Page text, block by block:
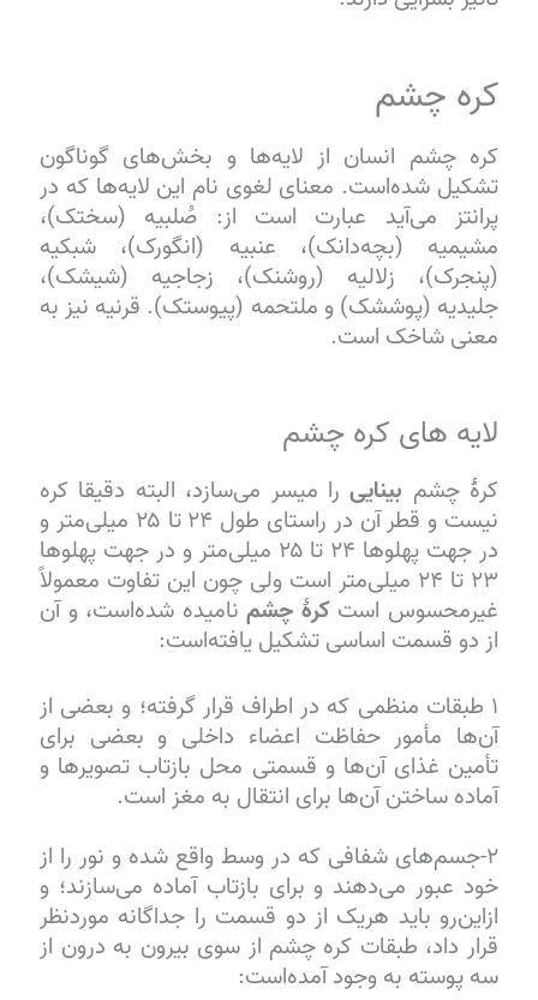
کره چشم
کره چشم انسان از لایه‌ها و بخش‌های گوناگون
تشکیل شده‌است. معنای لغوی نام این لایه‌ها که در
پرانتز می‌آید عبارت است از: صُلبیه (سختک)،
مشیمیه (بچه‌دانک)، عنبیه (انگورک)، شبکیه
(پنجرک)، زلالیه (روشنک)، زجاجیه (شیشک)،
جلیدیه (پوششک) و ملتحمه (پیوستک). قرنیه نیز به
معنی شاخک است.
لایه های کره چشم
کرهٔ چشم بیناییرا میسر می‌سازد، البته دقیقا کره‌
نیست و قطر آن در راستای طول ۲۴ تا ۲۵ میلی‌متر و
در جهت پهلوها ۲۴ تا ۲۵ میلی‌متر و در جهت پهلوها
۲۳ تا ۲۴ میلی‌متر است ولی چون این تفاوت معمولاً
غیرمحسوس استکرهٔ چشمنامیده شده‌است، و آن
از دو قسمت اساسی تشکیل یافته‌است:
۱ طبقات منظمی که در اطراف قرار گرفته؛ و بعضی از
آن‌ها مأمور حفاظت اعضاء داخلی و بعضی برای
تأمین غذای آن‌ها و قسمتی محل بازتاب تصویرها و
آماده ساختن آن‌ها برای انتقال به مغز است.
۲-جسم‌های شفافی که در وسط واقع شده و نور را از
خود عبور می‌دهند و برای بازتاب آماده می‌سازند؛ و
ازاین‌رو باید هریک از دو قسمت را جداگانه موردنظر
قرار داد، طبقات کره چشم از سوی بیرون به درون از
سه پوسته به وجود آمده‌است: